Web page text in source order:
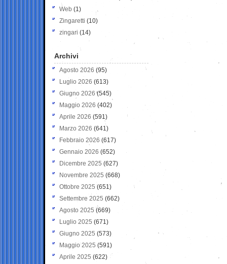
Web (1)
Zingaretti (10)
zingari (14)
Archivi
Agosto 2026 (95)
Luglio 2026 (613)
Giugno 2026 (545)
Maggio 2026 (402)
Aprile 2026 (591)
Marzo 2026 (641)
Febbraio 2026 (617)
Gennaio 2026 (652)
Dicembre 2025 (627)
Novembre 2025 (668)
Ottobre 2025 (651)
Settembre 2025 (662)
Agosto 2025 (669)
Luglio 2025 (671)
Giugno 2025 (573)
Maggio 2025 (591)
Aprile 2025 (622)